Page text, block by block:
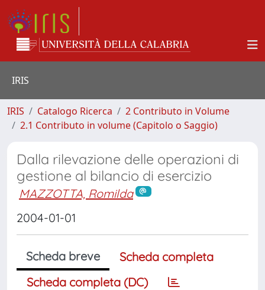
IRIS
IRIS Catalogo Ricerca
2 Contributo in Volume
2.1 Contributo in volume (Capitolo o Saggio)
Dalla rilevazione delle operazioni di
gestione al bilancio di esercizio
MAZZOTTA, Romilda
2004-01-01
Scheda breve
Scheda completa
Scheda completa (DC)